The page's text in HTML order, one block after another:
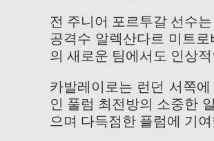
전 주니어 포르투갈 선수
공격수 알렉산다르 미트
의 새로운 팀에서도 인상
카발레이로는 런던 서쪽
인 풀럼 최전방의 소중한
으며 다득점한 플럼에 기